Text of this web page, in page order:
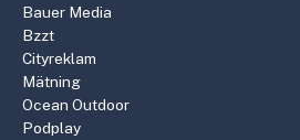
Bauer Media
Bzzt
Cityreklam
Mätning
Ocean Outdoor
Podplay